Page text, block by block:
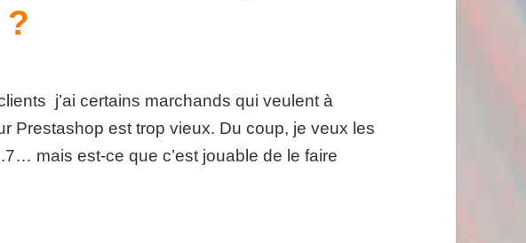
?
j’ai certains marchands qui veulent à
Prestashop est trop vieux. Du coup, je veux les
mais est-ce que c’est jouable de le faire